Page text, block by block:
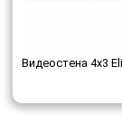
Видеостена 4x3